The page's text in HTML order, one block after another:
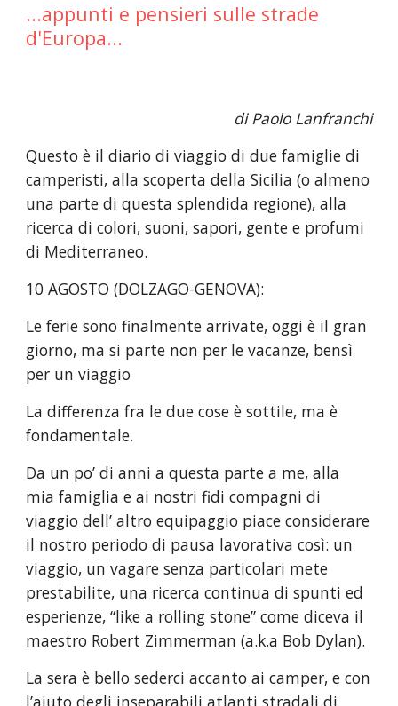
...appunti e pensieri sulle strade
d'Europa...
di Paolo Lanfranchi
Questo è il diario di viaggio di due famiglie di
camperisti, alla scoperta della Sicilia (o almeno
una parte di questa splendida regione), alla
ricerca di colori, suoni, sapori, gente e profumi
di Mediterraneo.
10 AGOSTO (DOLZAGO-GENOVA):
Le ferie sono finalmente arrivate, oggi è il gran
giorno, ma si parte non per le vacanze, bensì
per un viaggio
La differenza fra le due cose è sottile, ma è
fondamentale.
Da un po’ di anni a questa parte a me, alla
mia famiglia e ai nostri fidi compagni di
viaggio dell’ altro equipaggio piace considerare
il nostro periodo di pausa lavorativa così: un
viaggio, un vagare senza particolari mete
prestabilite, una ricerca continua di spunti ed
esperienze, “like a rolling stone” come diceva il
maestro Robert Zimmerman (a.k.a Bob Dylan).
La sera è bello sederci accanto ai camper, e con
l’aiuto degli inseparabili atlanti stradali di